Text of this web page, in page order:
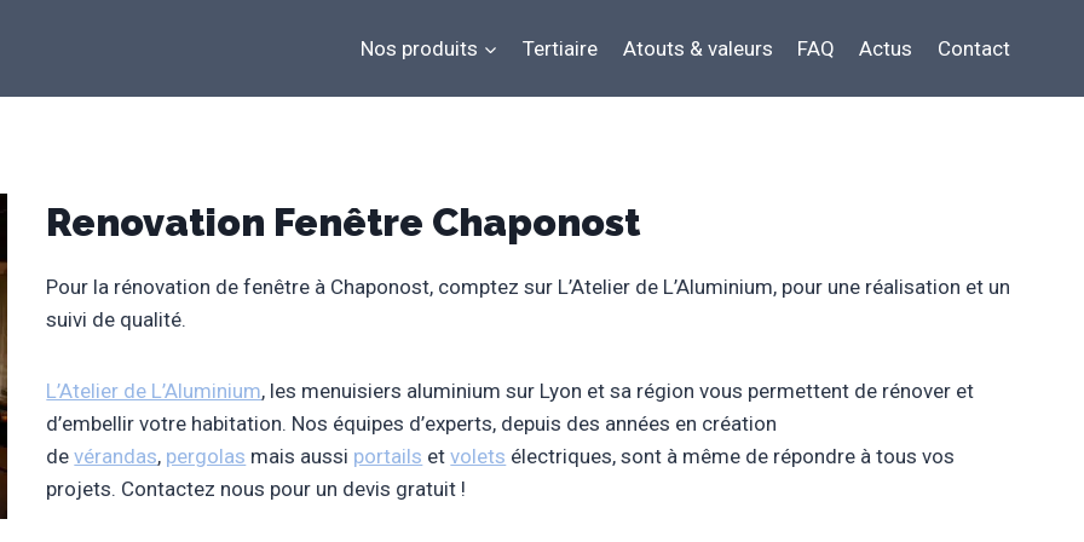
Nos produits Tertiaire Atouts & valeurs FAQ Actus Contact
Renovation Fenêtre Chaponost
Pour la rénovation de fenêtre à Chaponost, comptez sur L’Atelier de L’Aluminium, pour une réalisation et un
suivi de qualité.
L’Atelier de L’Aluminium, les menuisiers aluminium sur Lyon et sa région vous permettent de rénover et
d’embellir votre habitation. Nos équipes d’experts, depuis des années en création
devérandas, pergolas mais aussi portails etvolets électriques, sont à même de répondre à tous vos
projets. Contactez nous pour un devis gratuit !